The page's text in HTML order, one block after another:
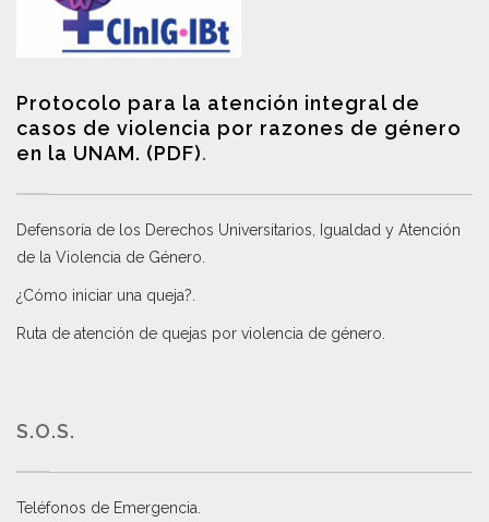
Protocolo para la atención integral de
casos de violencia por razones de género
en la UNAM. (PDF).
Defensoría de los Derechos Universitarios, Igualdad y Atención
de la Violencia de Género
¿Cómo iniciar una queja?
Ruta de atención de quejas por violencia de género
S.O.S.
Teléfonos de Emergencia.